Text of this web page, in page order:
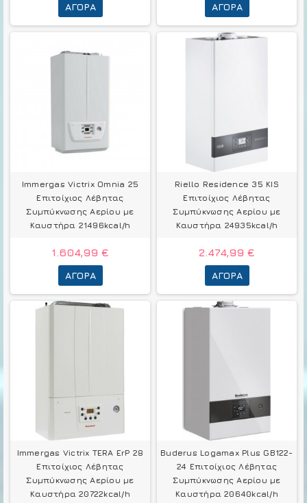
ΑΓΟΡΆ ΑΓΟΡΆ
Immergas Victrix Omnia 25
Επιτοίχιος Λέβητας
Συμπύκνωσης Αερίου με
Καυστήρα 21496kcal/h
1.604,99 €
ΑΓΟΡΆ
Riello Residence 35 KIS
Επιτοίχιος Λέβητας
Συμπύκνωσης Αερίου με
Καυστήρα 24935kcal/h
2.474,99 €
ΑΓΟΡΆ
Immergas Victrix TERA ErP 28
Επιτοίχιος Λέβητας
Συμπύκνωσης Αερίου με
Καυστήρα 20722kcal/h
Buderus Logamax Plus GB122-
24 Επιτοίχιος Λέβητας
Συμπύκνωσης Αερίου με
Καυστήρα 20640kcal/h